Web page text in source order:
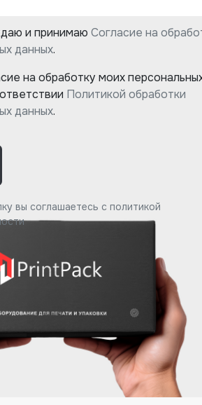
и принимаю Согласие на
данных.
на обработку моих
Политикой обработки
данных.
вы соглашаетесь с политикой